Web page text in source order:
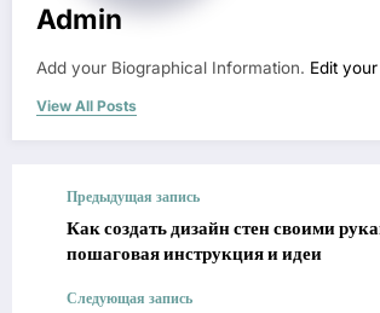
Admin
Add your Biographical Information. Edit
View All Posts
Предыдущая запись
Как создать дизайн стен своими
пошаговая инструкция и идеи
Следующая запись